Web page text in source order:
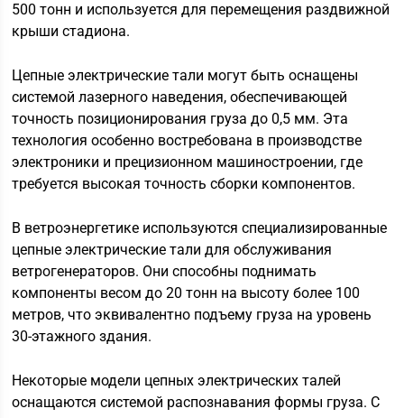
500 тонн и используется для перемещения раздвижной
крыши стадиона.
Цепные электрические тали могут быть оснащены
системой лазерного наведения, обеспечивающей
точность позиционирования груза до 0,5 мм. Эта
технология особенно востребована в производстве
электроники и прецизионном машиностроении, где
требуется высокая точность сборки компонентов.
В ветроэнергетике используются специализированные
цепные электрические тали для обслуживания
ветрогенераторов. Они способны поднимать
компоненты весом до 20 тонн на высоту более 100
метров, что эквивалентно подъему груза на уровень
30-этажного здания.
Некоторые модели цепных электрических талей
оснащаются системой распознавания формы груза. С